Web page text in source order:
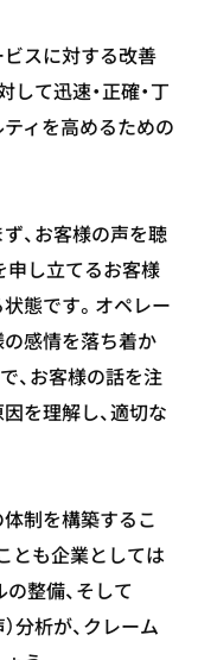
スに対する改善
して迅速・正確・丁
ィを高めるための
、お客様の声を聴
申し立てるお客様
態です。オペレー
感情を落ち着か
、お客様の話を注
を理解し、適切な
制を構築するこ
とも企業としては
整備、そして
分析が、クレーム